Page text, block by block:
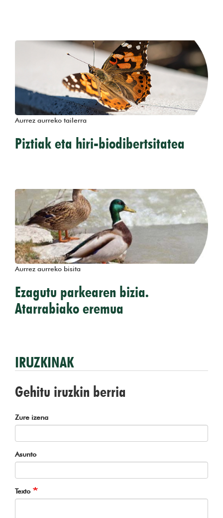
Piztiak eta hiri-biodibertsitatea
Aurrez aurreko tailerra
Ezagutu parkearen bizia.
Atarrabiako eremua
Aurrez aurreko bisita
IRUZKINAK
Gehitu iruzkin berria
Zure izena
Asunto
Texto